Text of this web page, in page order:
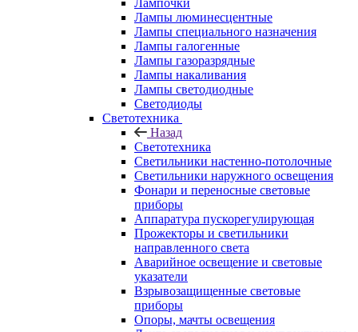
Лампочки
Лампы люминесцентные
Лампы специального назначения
Лампы галогенные
Лампы газоразрядные
Лампы накаливания
Лампы светодиодные
Светодиоды
Светотехника
Назад
Светотехника
Светильники настенно-потолочные
Светильники наружного освещения
Фонари и переносные световые
приборы
Аппаратура пускорегулирующая
Прожекторы и светильники
направленного света
Аварийное освещение и световые
указатели
Взрывозащищенные световые
приборы
Опоры, мачты освещения